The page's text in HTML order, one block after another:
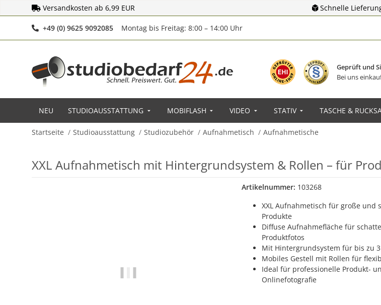
Versandkosten ab 6,99 EUR Schnelle
+49 (0) 9625 9092085Telefonnummer
Montag bis Freitag: 8:00 – 14:00 Uhr
Geprüft und
Bei uns
NEU STUDIOAUSSTATTUNG MOBIFLASH VIDEO STATIV TASCHE &
Startseite Studioausstattung Studiozubehör Aufnahmetisch Aufnahmetische
XXL Aufnahmetisch mit Hintergrundsystem & Rollen – für
Artikelnummer: 103268
XXL Aufnahmetisch für große und
Produkte
Diffuse Aufnahmefläche für
Produktfotos
Mit Hintergrundsystem für bis zu
Mobiles Gestell mit Rollen für
Ideal für professionelle Produkt-
Onlinefotografie